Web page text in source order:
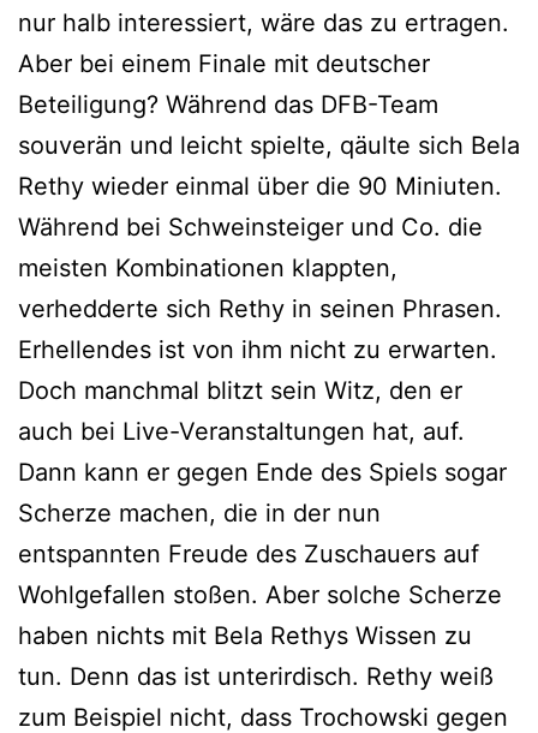
nur halb interessiert, wäre das zu ertragen.
Aber bei einem Finale mit deutscher
Beteiligung? Während das DFB-Team
souverän und leicht spielte, qäulte sich Bela
Rethy wieder einmal über die 90 Miniuten.
Während bei Schweinsteiger und Co. die
meisten Kombinationen klappten,
verhedderte sich Rethy in seinen Phrasen.
Erhellendes ist von ihm nicht zu erwarten.
Doch manchmal blitzt sein Witz, den er
auch bei Live-Veranstaltungen hat, auf.
Dann kann er gegen Ende des Spiels sogar
Scherze machen, die in der nun
entspannten Freude des Zuschauers auf
Wohlgefallen stoßen. Aber solche Scherze
haben nichts mit Bela Rethys Wissen zu
tun. Denn das ist unterirdisch. Rethy weiß
zum Beispiel nicht, dass Trochowski gegen